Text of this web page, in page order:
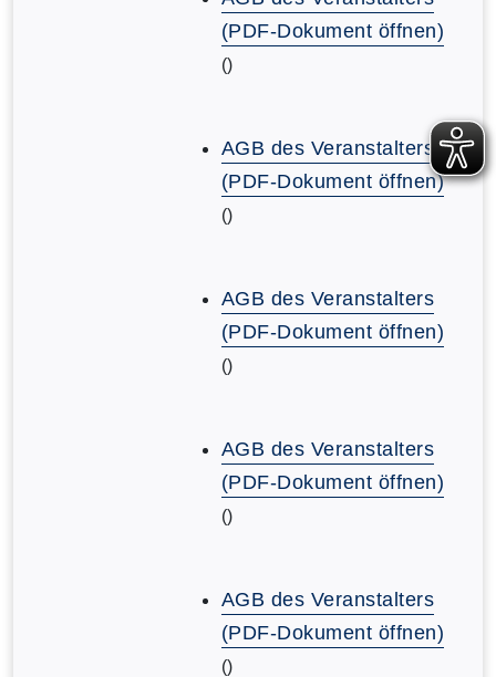
(PDF-Dokument öffnen)
()
AGB des Veranstalters
(PDF-Dokument öffnen)
()
AGB des Veranstalters
(PDF-Dokument öffnen)
()
AGB des Veranstalters
(PDF-Dokument öffnen)
()
AGB des Veranstalters
(PDF-Dokument öffnen)
()